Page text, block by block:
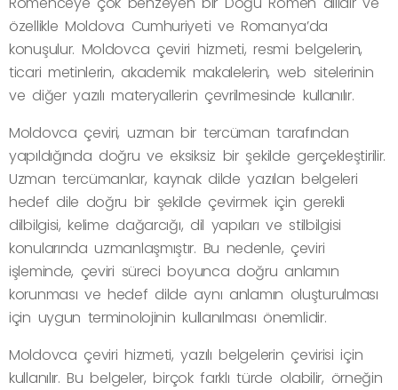
özellikle Moldova Cumhuriyeti ve Romanya’da
konuşulur. Moldovca çeviri hizmeti, resmi belgelerin,
ticari metinlerin, akademik makalelerin, web sitelerinin
ve diğer yazılı materyallerin çevrilmesinde kullanılır.
Moldovca çeviri, uzman bir tercüman tarafından
yapıldığında doğru ve eksiksiz bir şekilde gerçekleştirilir.
Uzman tercümanlar, kaynak dilde yazılan belgeleri
hedef dile doğru bir şekilde çevirmek için gerekli
dilbilgisi, kelime dağarcığı, dil yapıları ve stilbilgisi
konularında uzmanlaşmıştır. Bu nedenle, çeviri
işleminde, çeviri süreci boyunca doğru anlamın
korunması ve hedef dilde aynı anlamın oluşturulması
için uygun terminolojinin kullanılması önemlidir.
Moldovca çeviri hizmeti, yazılı belgelerin çevirisi için
kullanılır. Bu belgeler, birçok farklı türde olabilir, örneğin